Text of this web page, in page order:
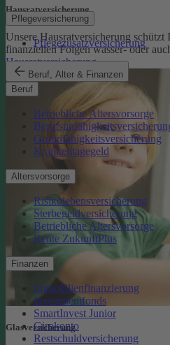
Pflegeversicherung
Pflegezusatzversicherung
Beruf, Alter & Finanzen
Beruf
Betriebliche Altersvorsorge
Grundfähigkeitsversicherung
Krankentagegeld
Altersvorsorge
Risikolebensversicherung
Sterbegeldversicherung
Betriebliche Altersvorsorge
Rente ZukunftPlus
Finanzen
Immobilienfinanzierung
Investmentfonds
SmartInvest Junior
Girokonto
Restschuldversicherung
Hausratversicherung
Unsere Hausratversicherung
finanziellen Folgen wasser- oder
Hausratversicherung
Glasversicherung